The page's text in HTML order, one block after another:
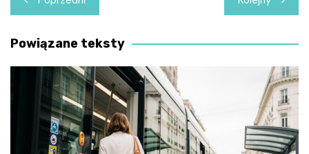
wpisu
Powiązane teksty